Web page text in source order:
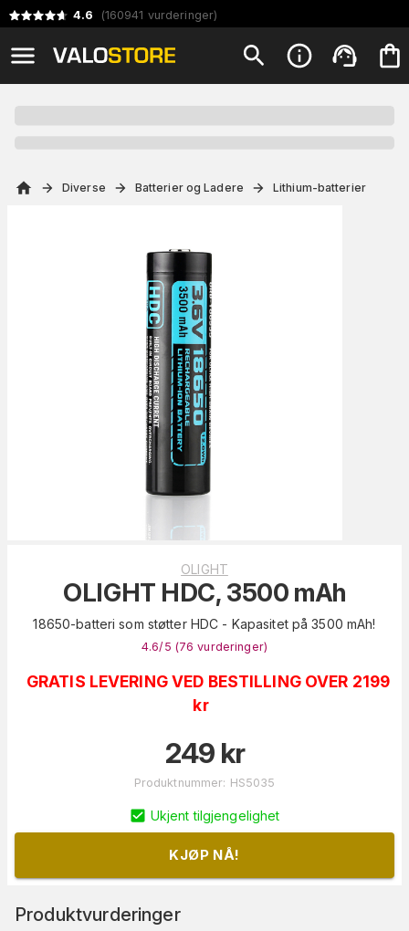
4.6 (160941 vurderinger)
Diverse Batterier og Ladere Lithium-batterier
OLIGHT
OLIGHT HDC, 3500 mAh
18650-batteri som støtter HDC - Kapasitet på 3500 mAh!
4.6/5 (76 vurderinger)
GRATIS LEVERING VED BESTILLING OVER 2199
kr
249 kr
Produktnummer: HS5035
Ukjent tilgjengelighet
KJØP NÅ!
Produktvurderinger